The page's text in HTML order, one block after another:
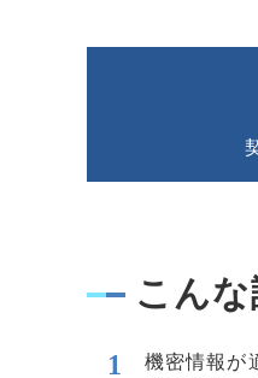
こん
機密情報が